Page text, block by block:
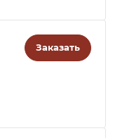
Заказать